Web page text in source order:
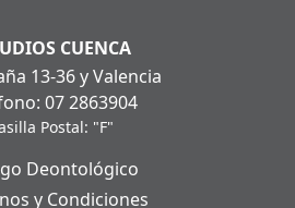
CUENCA
13-36 y Valencia
07 2863904
Postal: "F"
Deontológico
y Condiciones